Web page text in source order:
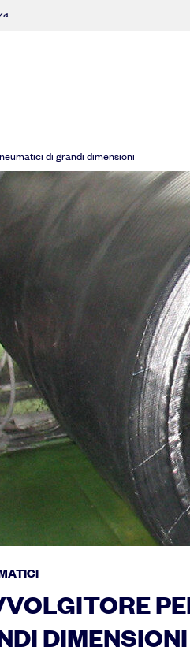
di grandi dimensioni
DIMENSIONI